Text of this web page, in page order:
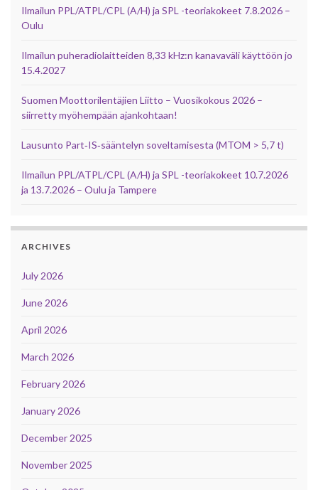
Ilmailun PPL/ATPL/CPL (A/H) ja SPL -teoriakokeet 7.8.2026 –
Oulu
Ilmailun puheradiolaitteiden 8,33 kHz:n kanavaväli käyttöön jo
15.4.2027
Suomen Moottorilentäjien Liitto – Vuosikokous 2026 –
siirretty myöhempään ajankohtaan!
Lausunto Part‑IS‑sääntelyn soveltamisesta (MTOM > 5,7 t)
Ilmailun PPL/ATPL/CPL (A/H) ja SPL -teoriakokeet 10.7.2026
ja 13.7.2026 – Oulu ja Tampere
ARCHIVES
July 2026
June 2026
April 2026
March 2026
February 2026
January 2026
December 2025
November 2025